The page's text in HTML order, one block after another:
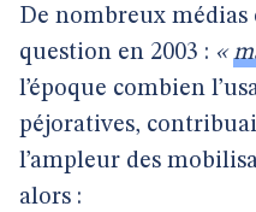
De nombreux
question en 2003 : «
l’époque combien
péjoratives,
l’ampleur des
alors :